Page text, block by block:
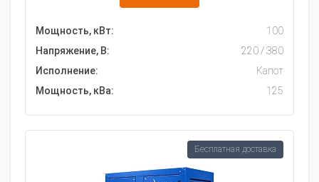
Мощность, кВт:
100
Напряжение, В:
220 / 380
Исполнение:
Капот
Мощность, кВа:
125
Бесплатная доставка